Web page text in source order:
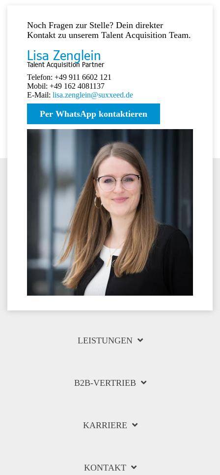
Noch Fragen zur Stelle? Dein direkter
Kontakt zu unserem Talent Acquisition Team.
Lisa Zenglein
Talent Acquisition Partner
Telefon: +49 911 6602 121
Mobil: +49 162 4081137
E-Mail: lisa.zenglein@suxxeed.de
Per WhatsApp kontaktieren
LEISTUNGEN
B2B-VERTRIEB
KARRIERE
KONTAKT